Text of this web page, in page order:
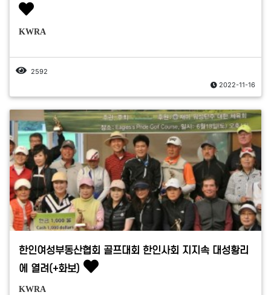
KWRA
2592
2022-11-16
한인여성부동산협회 골프대회 한인사회 지지속 대성황리
에 열려(+화보)
KWRA